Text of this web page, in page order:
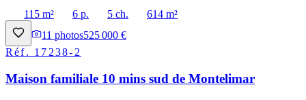
115 m²
6 p. 5 ch.
614 m²
11 photos525 000 €
Réf. 17238-2
Maison familiale 10 mins sud de Montelimar